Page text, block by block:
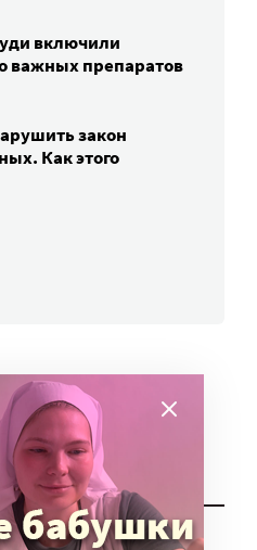
включили
важных препаратов
закон
Как этого